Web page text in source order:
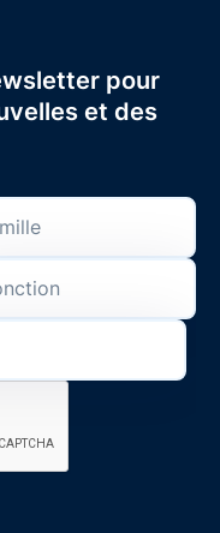
pour
et des